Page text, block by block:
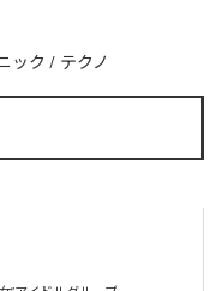
ック / テクノ